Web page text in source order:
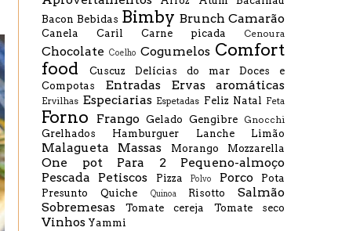
Bacon Bebidas Bimby Brunch Camarão
Canela Caril Carne picada Cenoura
Chocolate Coelho Cogumelos Comfort
food
Cuscuz Delícias do mar
Doces e
Compotas
Entradas Ervas aromáticas
Ervilhas Especiarias Espetadas Feliz Natal Feta
Forno Frango Gelado Gengibre Gnocchi
Grelhados Hamburguer Lanche Limão
Malagueta Massas Morango Mozzarella
One pot Para 2
Pequeno-almoço
Pescada
Petiscos Pizza Polvo Porco
Pota
Presunto
Quiche Quinoa Risotto
Salmão
Sobremesas
Tomate cereja Tomate seco
Vinhos Yammi